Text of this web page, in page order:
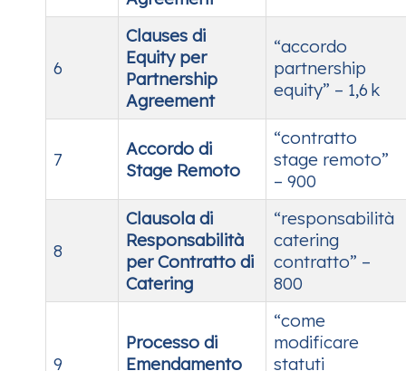
6
Clauses di
Equity per
Partnership
Agreement
“accordo
partnership
equity” – 1,6 k
7
Accordo di
Stage Remoto
“contratto
stage remoto”
– 900
8
Clausola di
Responsabilità
per Contratto di
Catering
“responsabilità
catering
contratto” –
800
9
Processo di
Emendamento
“come
modificare
statuti